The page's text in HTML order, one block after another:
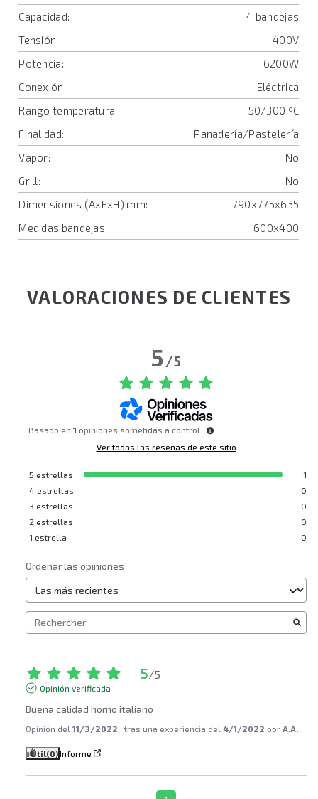
Capacidad:
4 bandejas
Tensión:
400V
Potencia:
6200W
Conexión:
Eléctrica
Rango temperatura:
50/300 ºC
Finalidad:
Panadería/Pastelería
Vapor:
No
Grill:
No
Dimensiones (AxFxH) mm:
790x775x635
Medidas bandejas:
600x400
VALORACIONES DE CLIENTES
5/5
Basado en1 opiniones sometidas a control
Ver todas las reseñas de este sitio
5 estrellas
1
4 estrellas
0
3 estrellas
0
2 estrellas
0
1 estrella 0
Ordenar las opiniones
5/5
Opinión verificada
Buena calidad horno italiano
Opinión del11/3/2022 , tras una experiencia del4/1/2022 porA.A.
Útil(0)Informe